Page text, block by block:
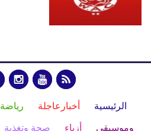
الرئيسية أخبارعاجلة رياضة
وموسيقى أزياء صحة وتغذية